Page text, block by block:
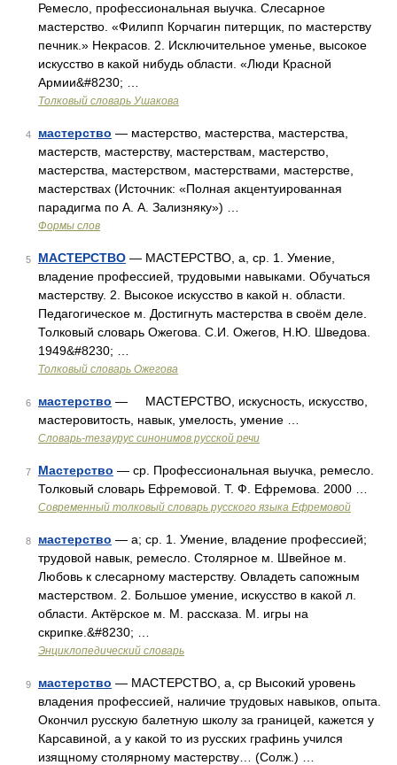
Ремесло, профессиональная выучка. Слесарное
мастерство. «Филипп Корчагин питерщик, по мастерству
печник.» Некрасов. 2. Исключительное уменье, высокое
искусство в какой нибудь области. «Люди Красной
Армии&#8230; …
Толковый словарь Ушакова
4 мастерство — мастерство, мастерства, мастерства,
мастерств, мастерству, мастерствам, мастерство,
мастерства, мастерством, мастерствами, мастерстве,
мастерствах (Источник: «Полная акцентуированная
парадигма по А. А. Зализняку») …
Формы слов
5 МАСТЕРСТВО — МАСТЕРСТВО, а, ср. 1. Умение,
владение профессией, трудовыми навыками. Обучаться
мастерству. 2. Высокое искусство в какой н. области.
Педагогическое м. Достигнуть мастерства в своём деле.
Толковый словарь Ожегова. С.И. Ожегов, Н.Ю. Шведова.
1949&#8230; …
Толковый словарь Ожегова
6 мастерство — МАСТЕРСТВО, искусность, искусство,
мастеровитость, навык, умелость, умение …
Словарь-тезаурус синонимов русской речи
7 Мастерство — ср. Профессиональная выучка, ремесло.
Толковый словарь Ефремовой. Т. Ф. Ефремова. 2000 …
Современный толковый словарь русского языка Ефремовой
8 мастерство — а; ср. 1. Умение, владение профессией;
трудовой навык, ремесло. Столярное м. Швейное м.
Любовь к слесарному мастерству. Овладеть сапожным
мастерством. 2. Большое умение, искусство в какой л.
области. Актёрское м. М. рассказа. М. игры на
скрипке.&#8230; …
Энциклопедический словарь
9 мастерство — МАСТЕРСТВО, а, ср Высокий уровень
владения профессией, наличие трудовых навыков, опыта.
Окончил русскую балетную школу за границей, кажется у
Карсавиной, а у какой то из русских графинь учился
изящному столярному мастерству… (Солж.) …